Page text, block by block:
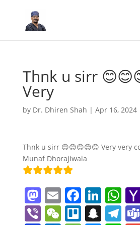
Thnk u sirr
Very
by Dr. Dhiren Shah | Apr 16, 2024
Thnk u sirr 😊😊😊😊😊 Very very
Munaf Dhorajiwala
M
a
E
m
F
a
Li
n
W
h
Vi W Tr S T